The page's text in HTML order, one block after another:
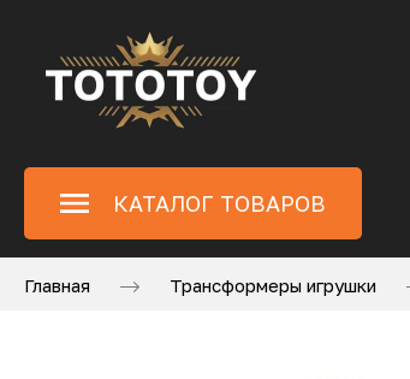
КАТАЛОГ ТОВАРОВ
Главная Трансформеры игрушки